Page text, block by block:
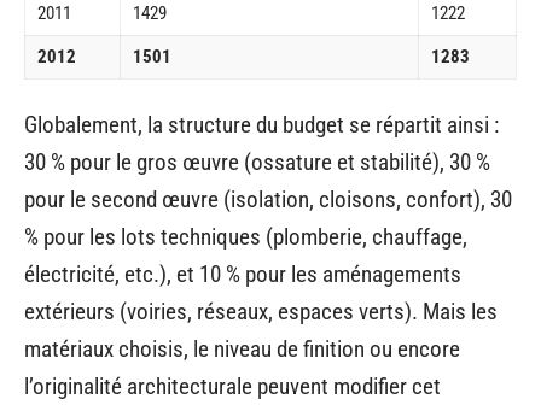
2011
1429
1222
2012
1501 1283
Globalement, la structure du budget se répartit ainsi :
30 % pour le gros œuvre (ossature et stabilité), 30 %
pour le second œuvre (isolation, cloisons, confort), 30
% pour les lots techniques (plomberie, chauffage,
électricité, etc.), et 10 % pour les aménagements
extérieurs (voiries, réseaux, espaces verts). Mais les
matériaux choisis, le niveau de finition ou encore
l’originalité architecturale peuvent modifier cet